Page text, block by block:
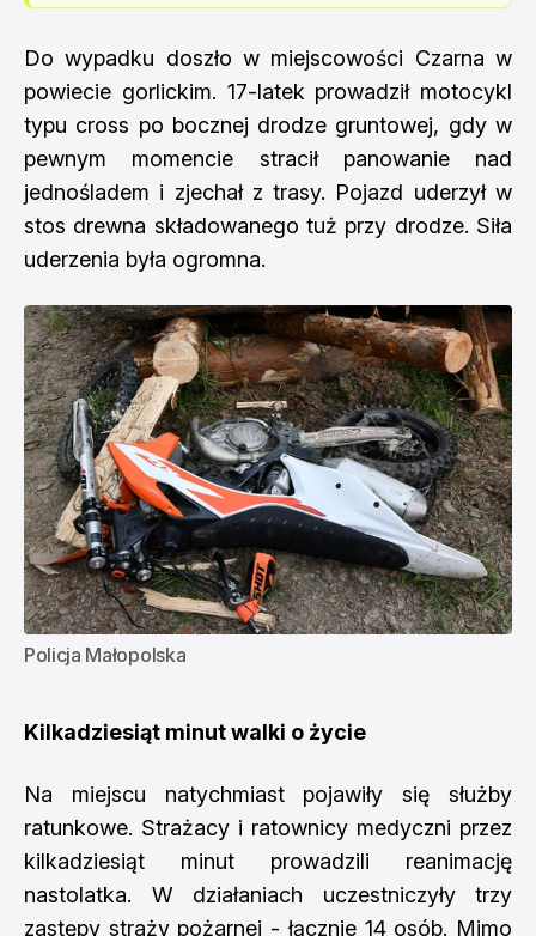
Do wypadku doszło w miejscowości Czarna w
powiecie gorlickim. 17-latek prowadził motocykl
typu cross po bocznej drodze gruntowej, gdy w
pewnym momencie stracił panowanie nad
jednośladem i zjechał z trasy. Pojazd uderzył w
stos drewna składowanego tuż przy drodze. Siła
uderzenia była ogromna.
Policja Małopolska
Kilkadziesiąt minut walki o życie
Na miejscu natychmiast pojawiły się służby
ratunkowe. Strażacy i ratownicy medyczni przez
kilkadziesiąt minut prowadzili reanimację
nastolatka. W działaniach uczestniczyły trzy
zastępy straży pożarnej - łącznie 14 osób. Mimo